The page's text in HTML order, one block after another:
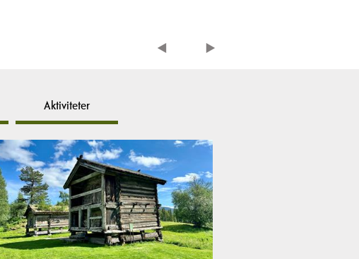
Aktiviteter